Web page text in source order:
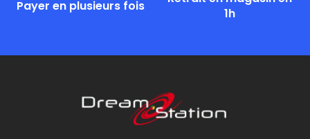
Payer en plusieurs fois
1h